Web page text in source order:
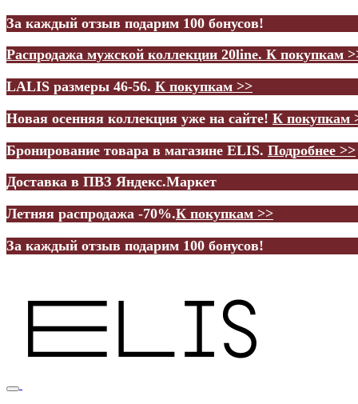
За каждый отзыв подарим 100 бонусов!
Распродажа мужской коллекции 20line. К покупкам
LALIS размеры 46-56. К покупкам >>
Новая осенняя коллекция уже на сайте! К покупкам
Бронирование товара в магазине ELIS. Подробнее >>
Доставка в ПВЗ Яндекс.Маркет
Летняя распродажа -70%.К покупкам >>
За каждый отзыв подарим 100 бонусов!